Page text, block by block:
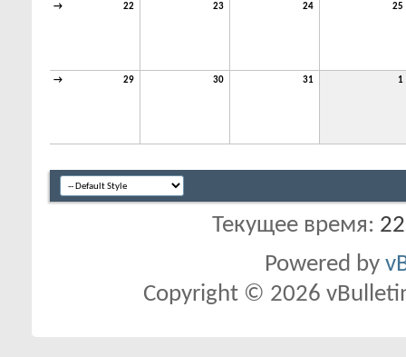
→ 22 23 24 25
→ 29 30 31 1
Текущее время:
Powered by
Copyright © 2026